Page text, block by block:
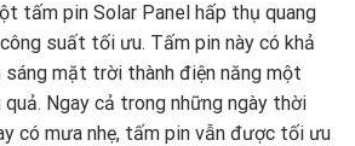
tấm pin Solar Panel hấp thụ quang
suất tối ưu. Tấm pin này có khả
sáng mặt trời thành điện năng một
Ngay cả trong những ngày thời
có mưa nhẹ, tấm pin vẫn được tối ưu